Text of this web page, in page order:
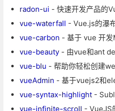
radon-ui - 快速开发产品的
vue-waterfall - Vue.js的瀑
vue-carbon - 基于 vue 开
vue-beauty- 由vue和ant
vue-blu - 帮助你轻松创建
vueAdmin - 基于vuejs2和
vue-syntax-highlight-
vue-infinite-scroll - VueJS